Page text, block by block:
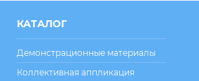
КАТАЛОГ
Демонстрационные материалы
Коллективная аппликация